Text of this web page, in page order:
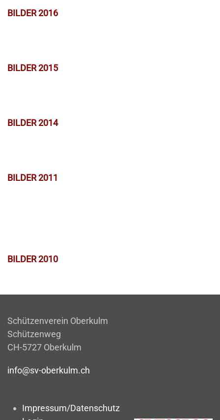
BILDER 2016
BILDER 2015
BILDER 2014
BILDER 2011
BILDER 2010
Schützenverein Oberkulm
Schützenweg
CH-5727 Oberkulm
info@sv-oberkulm.ch
Impressum/Datenschutz